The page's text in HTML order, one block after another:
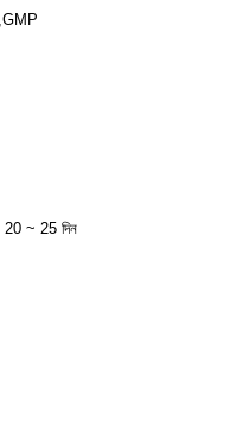
20 ~ 25 দিন